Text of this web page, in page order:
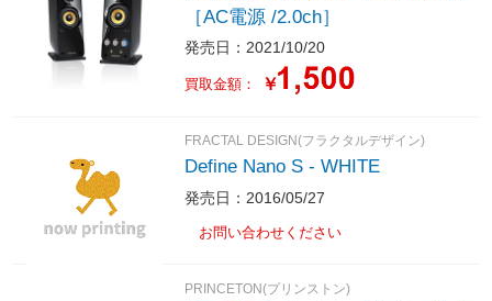
［AC電源 /2.0ch］
発売日：2021/10/20
買取金額： ￥
FRACTAL DESIGN(フラクタルデザイン)
Define Nano S - WHITE
発売日：2016/05/27
お問い合わせください
PRINCETON(プリンストン)